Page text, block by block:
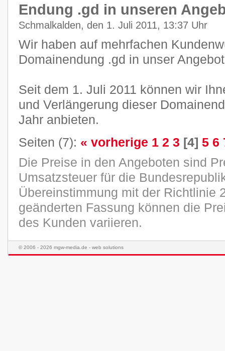
Endung .gd in unseren
Schmalkalden, den 1. Juli 2011, 13:37 Uhr
Wir haben auf mehrfachen
Domainendung .gd in unser
Seit dem 1. Juli 2011 können wir
und Verlängerung dieser
Jahr anbieten.
Seiten (7): « vorherige 1 2 3 [4] 5 6
Die Preise in den Angeboten sind
Umsatzsteuer für die
Übereinstimmung mit der Richtlinie
geänderten Fassung können die
des Kunden variieren.
© 2006 - 2026 mgw-media.de - web solutions